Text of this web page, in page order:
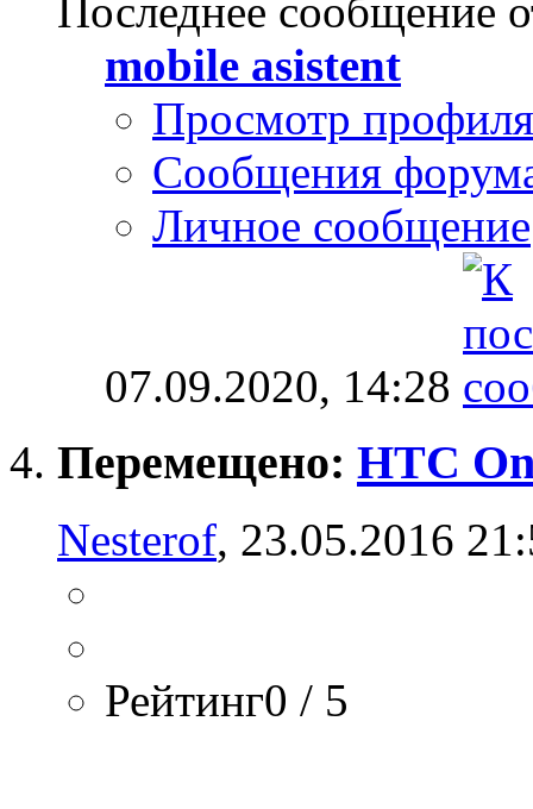
Последнее сообщение
mobile asistent
Просмотр профиля
Сообщения
Личное сообщение
07.09.2020, 14:28
Перемещено: HTC
Nesterof, 23.05.2016
Рейтинг0 / 5